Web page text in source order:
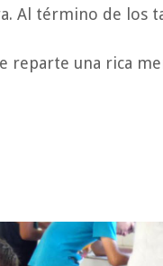
Al término de los
reparte una rica